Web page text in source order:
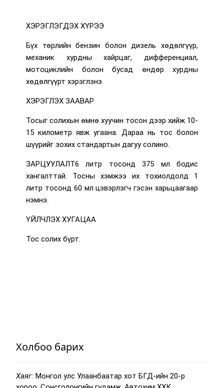
ХЭРЭГЛЭГДЭХ ХҮРЭЭ
Бүх төрлийн бензин болон дизель хөдөлгүүр,
механик хурдны хайрцаг, дифференциал,
мотоциклийн болон бусад өндөр хурдны
хөдөлгүүрт хэрэглэнэ.
ХЭРЭГЛЭХ ЗААВАР
Тосыг солихын өмнө хуучин тосон дээр хийж 10-
15 километр явж угаана. Дараа нь тос болон
шүүрийг зохих стандартын дагуу солино.
ЗАРЦУУЛАЛТ6 литр тосонд 375 мл бодис
хангалттай. Тосны хэмжээ их тохиолдолд 1
литр тосонд 60 мл цэвэрлэгч гэсэн харьцаагаар
нэмнэ.
ҮЙЛЧЛЭХ ХУГАЦАА
Тос солих бүрт.
Холбоо барих
Хаяг: Монгол улс Улаанбаатар хот БГД-ийн 20-р